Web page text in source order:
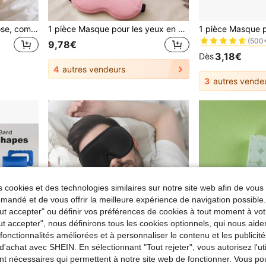
Masque de glace en gel rose, compresse froide pour tout le visage pour refroidir et apaiser les rougeurs, masque de soin à compresse chaude réutilisable pour le visage, masque de glace, pack de compresse froide, masque facial, masque pour les yeux chaud et froid, pack de gel, bâton de glace, rafraîchissant et apaisant, rafraîchissant et réduisant les gonflements, double compresse chaude et froide, réparation douce, apaisement des rougeurs, détente de la peau, soulagement de la fatigue, compresse froide apaisante, gel chaud et froid pour le cou et les épaules, ensemble de masque pour les yeux à compresse froide, masque pour les yeux à compresse froide réutilisable, soulagement de la fatigue, masque de gel apaisant et masque pour les yeux pour spa à domicile - sans parfum, sans alcool, convient à tous les types de peau
1 pièce Masque pour les yeux en soie 3D, convient pour dormir, voyager de nuit, faire la sieste, avec blocage de la lumière, doux et confortable pour la chambre, les voyages, le bureau, l'école, fournitures scolaires
9,78€
4 autres vendeurs
#3 BEST-SELLERS
#3 BEST-SELLERS
#3 BEST-SELLERS
Dès 3,18€
3 autres
cookies et des technologies similaires sur notre site web afin de
et de vous offrir la meilleure expérience de navigation
accepter" ou définir vos préférences de cookies à tout moment à
accepter", nous définirons tous les cookies optionnels, qui nous
améliorées et à personnaliser le contenu et les
avec SHEIN. En sélectionnant "Tout rejeter", vous autorisez
nécessaires qui permettent à notre site web de fonctionner. Vous